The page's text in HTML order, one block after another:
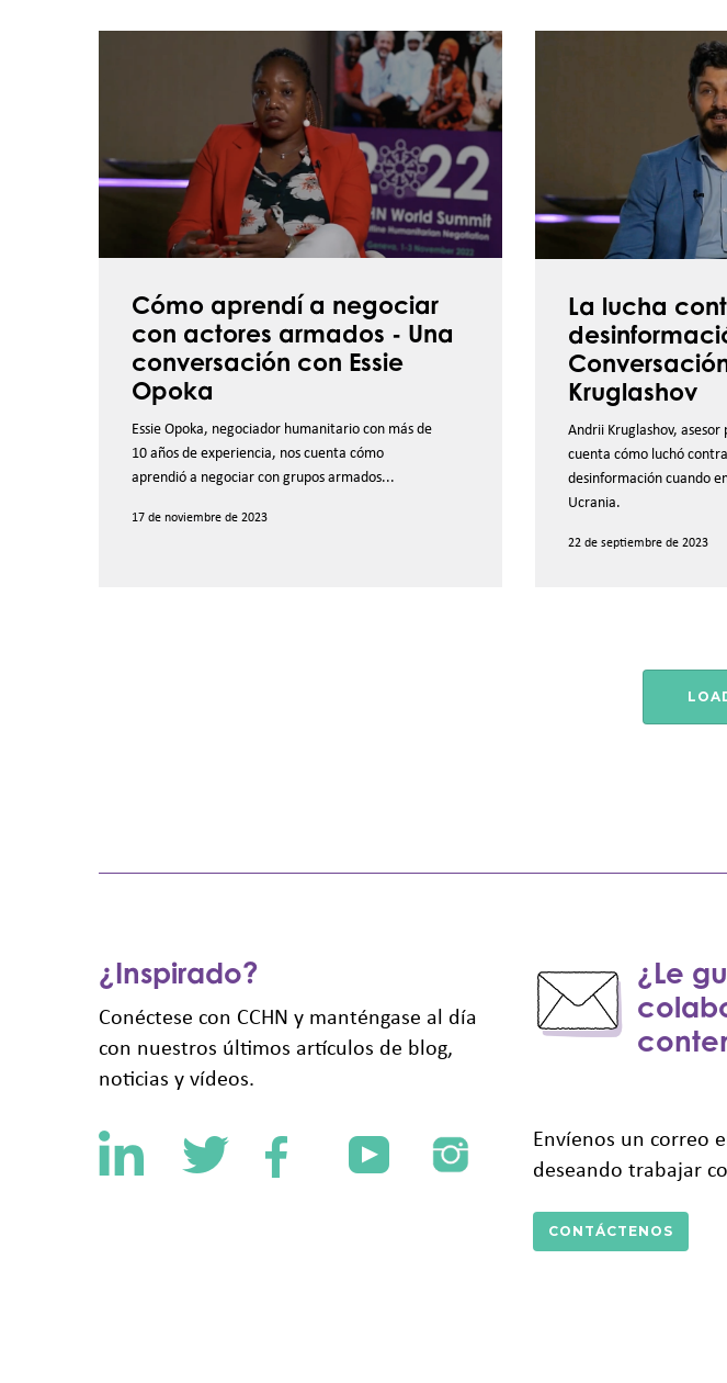
con
actores
armados
-
conversación
Essie
Opoka
Cómo aprendí a negociar
con actores armados - Una
conversación con Essie
Opoka
Essie Opoka, negociador humanitario con más de
10 años de experiencia, nos cuenta cómo
aprendió a negociar con grupos armados...
17 de noviembre de 2023
desinformación
en
Ucrania
-
Conversación
Andrii
Kruglashov
La lucha
Kruglashov
Andrii Kruglashov, asesor
cuenta cómo luchó
desinformación cuando
Ucrania.
22 de septiembre de 2023
¿Inspirado?
Conéctese con CCHN y manténgase al día
con nuestros últimos artículos de blog,
noticias y vídeos.
¿Le
Envíenos un correo
deseando trabajar
CONTÁCTENOS